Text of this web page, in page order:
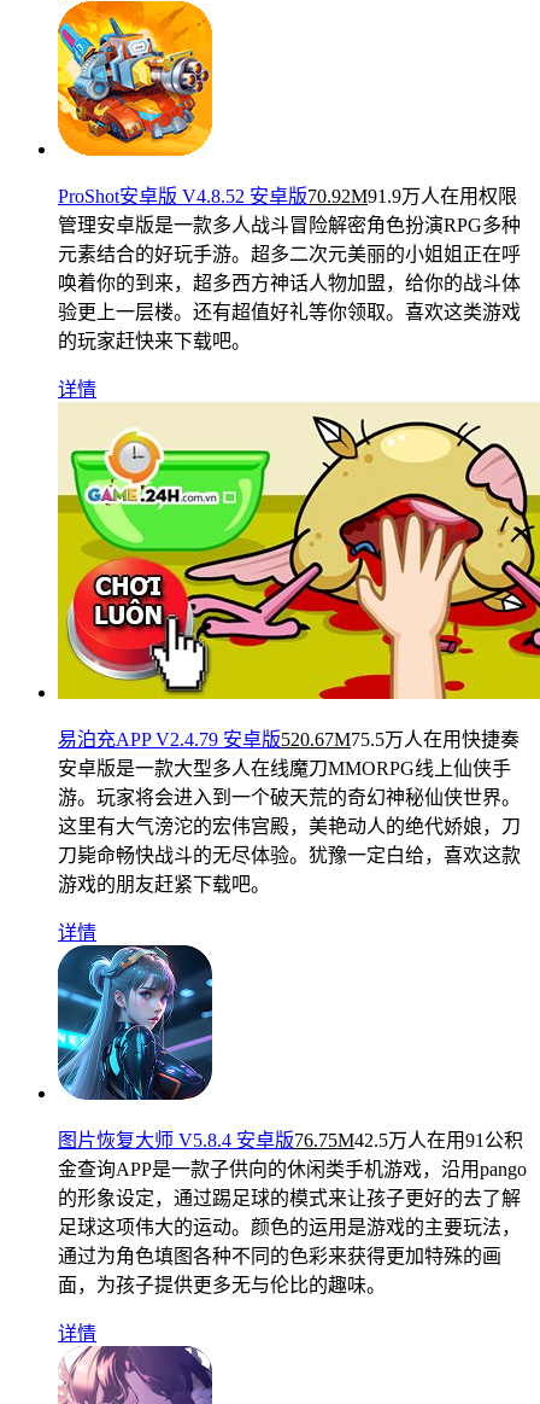
ProShot安卓版 V4.8.52 安卓版70.92M91.9万人在用权限
管理安卓版是一款多人战斗冒险解密角色扮演RPG多种
元素结合的好玩手游。超多二次元美丽的小姐姐正在呼
唤着你的到来，超多西方神话人物加盟，给你的战斗体
验更上一层楼。还有超值好礼等你领取。喜欢这类游戏
的玩家赶快来下载吧。
详情
易泊充APP V2.4.79 安卓版520.67M75.5万人在用快捷奏
安卓版是一款大型多人在线魔刀MMORPG线上仙侠手
游。玩家将会进入到一个破天荒的奇幻神秘仙侠世界。
这里有大气滂沱的宏伟宫殿，美艳动人的绝代娇娘，刀
刀毙命畅快战斗的无尽体验。犹豫一定白给，喜欢这款
游戏的朋友赶紧下载吧。
详情
图片恢复大师 V5.8.4 安卓版76.75M42.5万人在用91公积
金查询APP是一款子供向的休闲类手机游戏，沿用pango
的形象设定，通过踢足球的模式来让孩子更好的去了解
足球这项伟大的运动。颜色的运用是游戏的主要玩法，
通过为角色填图各种不同的色彩来获得更加特殊的画
面，为孩子提供更多无与伦比的趣味。
详情